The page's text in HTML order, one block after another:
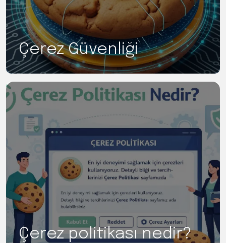
Çerez Güvenliği
Çerez politikası nedir?